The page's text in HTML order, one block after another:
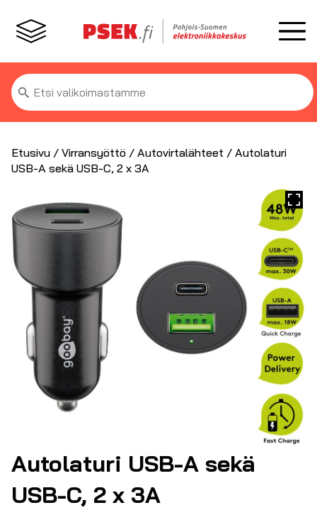
Etsi:
Etusivu / Virransyöttö / Autovirtalähteet / Autolaturi
USB-A sekä USB-C, 2 x 3A
Autolaturi USB-A sekä
USB-C, 2 x 3A